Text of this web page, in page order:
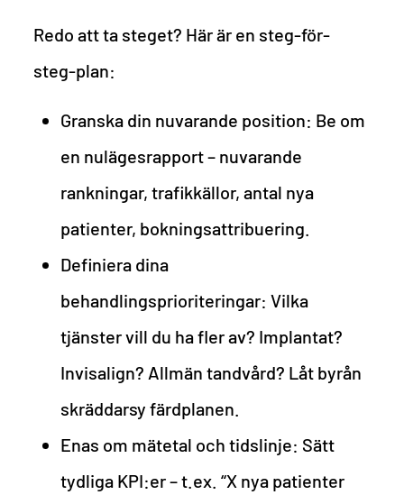
Redo att ta steget? Här är en steg-för-
steg-plan:
Granska din nuvarande position: Be om
en nulägesrapport – nuvarande
rankningar, trafikkällor, antal nya
patienter, bokningsattribuering.
Definiera dina
behandlingsprioriteringar: Vilka
tjänster vill du ha fler av? Implantat?
Invisalign? Allmän tandvård? Låt byrån
skräddarsy färdplanen.
Enas om mätetal och tidslinje: Sätt
tydliga KPI:er – t.ex. “X nya patienter